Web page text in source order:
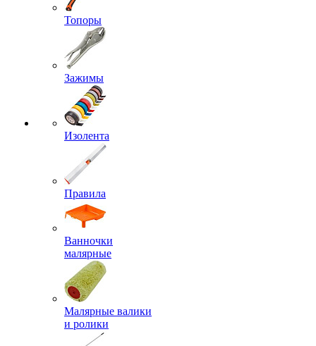
Топоры
Зажимы
Изолента
Правила
Ванночки
малярные
Малярные валики
и ролики